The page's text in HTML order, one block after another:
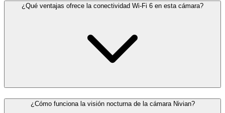
¿Qué ventajas ofrece la conectividad Wi-Fi 6 en esta cámara?
¿Cómo funciona la visión nocturna de la cámara Nivian?